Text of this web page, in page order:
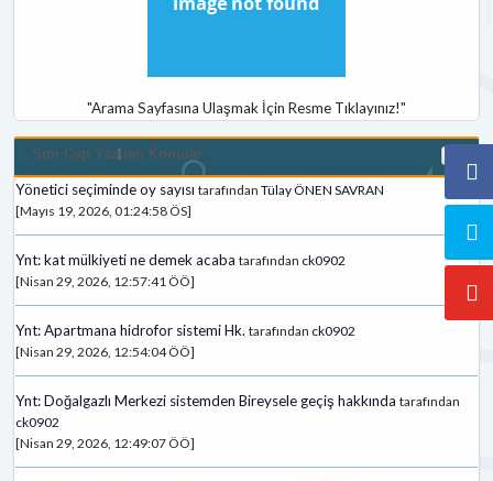
"Arama Sayfasına Ulaşmak İçin Resme Tıklayınız!"
Son Cvp Yazilan Konular
Yönetici seçiminde oy sayısı tarafından Tülay ÖNEN SAVRAN
[Mayıs 19, 2026, 01:24:58 ÖS]
Ynt: kat mülkiyeti ne demek acaba tarafından ck0902
[Nisan 29, 2026, 12:57:41 ÖÖ]
Ynt: Apartmana hidrofor sistemi Hk. tarafından ck0902
[Nisan 29, 2026, 12:54:04 ÖÖ]
Ynt: Doğalgazlı Merkezi sistemden Bireysele geçiş hakkında tarafından
ck0902
[Nisan 29, 2026, 12:49:07 ÖÖ]